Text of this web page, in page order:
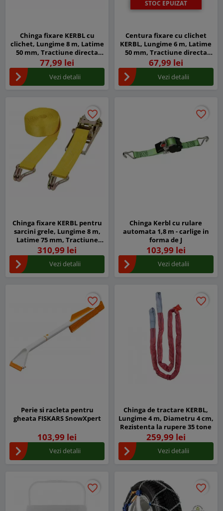
Chinga fixare KERBL cu
clichet, Lungime 8 m, Latime
50 mm, Tractiune directa
2.000 kg
77,99 lei
Vezi detalii
STOC EPUIZAT
Centura fixare cu clichet
KERBL, Lungime 6 m, Latime
50 mm, Tractiune directa
2.000 kg
67,99 lei
Vezi detalii
favorite_border
favorite_border
Chinga fixare KERBL pentru
sarcini grele, Lungime 8 m,
Latime 75 mm, Tractiune
directa 5.000 kg
310,99 lei
Vezi detalii
favorite_border
favorite_border
Chinga Kerbl cu rulare
automata 1,8 m - carlige in
forma de J
103,99 lei
Vezi detalii
favorite_border
favorite_border
Perie si racleta pentru
gheata FISKARS SnowXpert
103,99 lei
Vezi detalii
favorite_border
favorite_border
Chinga de tractare KERBL,
Lungime 4 m, Diametru 4 cm,
Rezistenta la rupere 35 tone
259,99 lei
Vezi detalii
favorite_border
favorite_border favorite_border
favorite_border